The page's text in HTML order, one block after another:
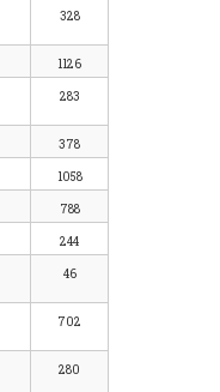
328
1126
283
378
1058
788
244
46
702
280